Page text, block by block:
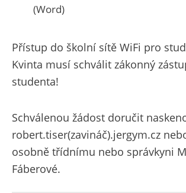
(Word)
Přístup do školní sítě WiFi pro
Kvinta musí schválit zákonný
studenta!
Schválenou žádost doručit
robert.tiser(zavináč).jergym.cz
osobně třídnímu nebo správkyni
Fáberové.